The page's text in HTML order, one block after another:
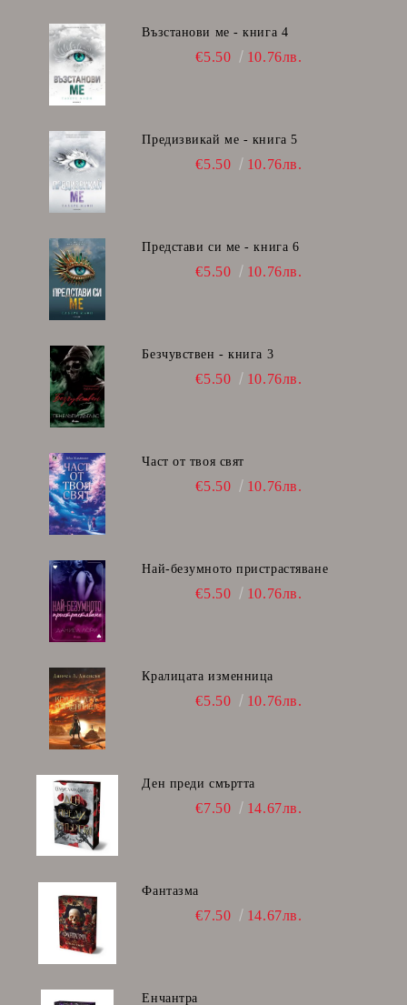
Възстанови ме - книга 4
€5.50 10.76лв.
Предизвикай ме - книга 5
€5.50 10.76лв.
Представи си ме - книга 6
€5.50 10.76лв.
Безчувствен - книга 3
€5.50 10.76лв.
Част от твоя свят
€5.50 10.76лв.
Най-безумното пристрастяване
€5.50 10.76лв.
Кралицата изменница
€5.50 10.76лв.
Ден преди смъртта
€7.50 14.67лв.
Фантазма
€7.50 14.67лв.
Енчантра